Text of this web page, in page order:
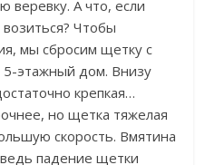
веревку. А что, если
Чтобы
мы сбросим щетку с
5-этажный дом. Внизу
крепкая…
но щетка тяжелая
скорость. Вмятина
падение щетки